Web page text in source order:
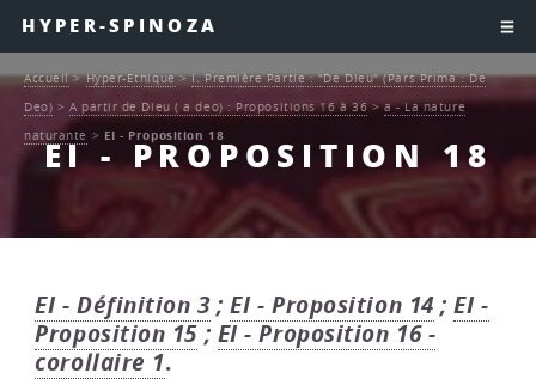
HYPER-SPINOZA
EI - PROPOSITION 18
Accueil>Hyper-Ethique>I. Première Partie : "De Dieu" (Pars Prima : De
Deo) > A partir de Dieu ( a deo) : Propositions 16 à 36>a - La nature
naturante > EI - Proposition 18
EI - Définition 3;EI - Proposition 14;EI -
Proposition 15 ;EI - Proposition 16 -
corollaire 1.